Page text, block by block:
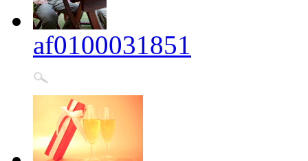
af0100031851